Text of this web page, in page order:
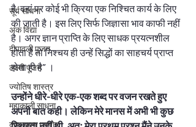
सूर्य साधना
अंक विद्या
दीपावली पूजन
लक्ष्मी पूजन
ज्योतिष शास्त्र
महाकाली साधना
कायाकल्प प्रयोग
है, वहां पर कोई भी क्रिया एक निश्चित कार्य के लिए
की जाती है। इस लिए सिर्फ जिज्ञासा भाव काफी नहीं
है। अगर ज्ञान प्राप्ति के लिए साधक प्रयत्नशील
होता है तो निश्चय ही उन्हें सिद्धों का साहचर्य प्राप्त
होता ही है” ।
उन्होंने धीरे-धीरे एक-एक शब्द पर वजन रखते हुए
अपनी बात कही। लेकिन मेरे मानस में अभी भी कुछ